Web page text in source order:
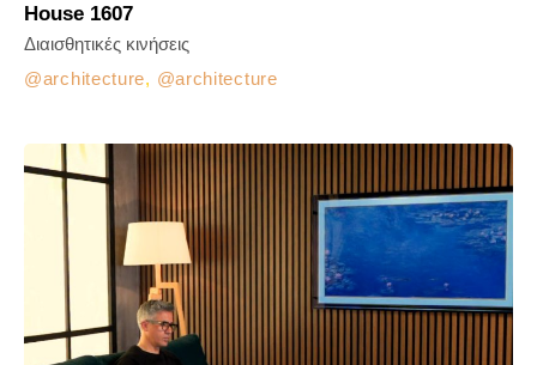
House 1607
architecture, architecture
Διαισθητικές κινήσεις